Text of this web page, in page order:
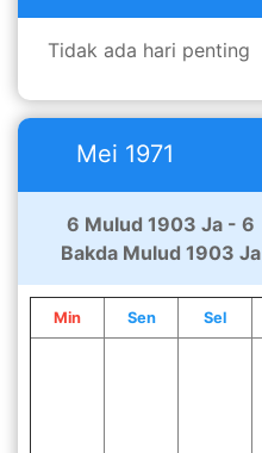
Tidak ada hari penting
Mei 1971
6 Mulud 1903 Ja - 6
Bakda Mulud 1903 Ja
Min Sen Sel